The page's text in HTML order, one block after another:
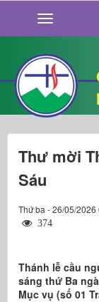
GIỚI THIỆU
TIN TỨC
SỐNG
CHUYỆN
QUÁN
THƯ GIÃN
Thư mời
Sáu
Thứ ba - 26/05/2026
374
Thánh lễ cầu
sáng thứ Ba
Mục vụ (số 01